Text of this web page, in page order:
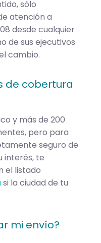
sólo
atención a
desde cualquier
de sus ejecutivos
cambio.
de cobertura
y más de 200
pero para
seguro de
interés, te
el listado
si la ciudad de tu
mi envío?